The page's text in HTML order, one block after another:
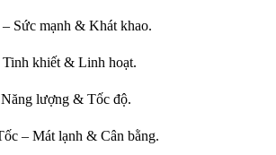
Sức mạnh & Khát khao.
khiết & Linh hoạt.
lượng & Tốc độ.
– Mát lạnh & Cân bằng.